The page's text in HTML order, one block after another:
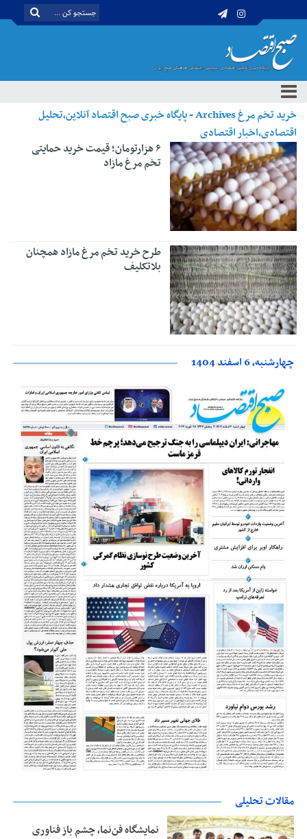
خرید تخم مرغ Archives - پایگاه خبری صبح اقتصاد آنلاین،تحلیل
اقتصادی،اخبار اقتصادی
۶ هزارتومان؛ قیمت خرید حمایتی
تخم مرغ مازاد
طرح خرید تخم مرغ مازاد همچنان
بلاتکلیف
چهارشنبه، 6 اسفند 1404
مقالات تحلیلی
نمایشگاه فن‌نما، چشم باز فناوری